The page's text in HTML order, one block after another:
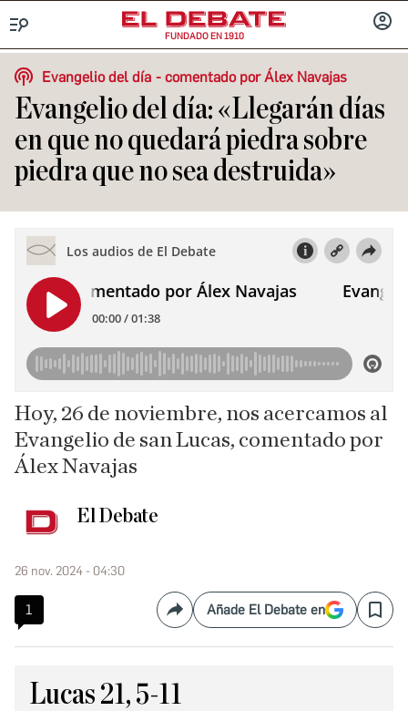
FUNDADO EN 1910
SESIÓN
Evangelio del día
comentado por Álex Navajas
Evangelio del día: «Llegarán días
en que no quedará piedra sobre
piedra que no sea destruida»
Hoy, 26 de noviembre, nos acercamos al
Evangelio de san Lucas, comentado por
Álex Navajas
El Debate
26 nov. 2024 - 04:30
1 CompartirAñade El Debate en Save
Lucas 21, 5-11